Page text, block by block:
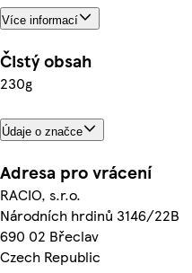
Více informací
Čistý obsah
230g
Údaje o značce
Adresa pro vrácení
RACIO, s.r.o.
Národních hrdinů 3146/22B
690 02 Břeclav
Czech Republic